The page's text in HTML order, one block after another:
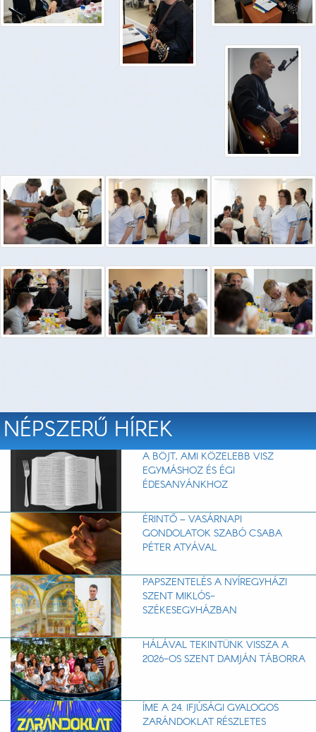
NÉPSZERŰ HÍREK
A BÖJT, AMI KÖZELEBB VISZ
EGYMÁSHOZ ÉS ÉGI
ÉDESANYÁNKHOZ
ÉRINTŐ – VASÁRNAPI
GONDOLATOK SZABÓ CSABA
PÉTER ATYÁVAL
PAPSZENTELÉS A NYÍREGYHÁZI
SZENT MIKLÓS-
SZÉKESEGYHÁZBAN
HÁLÁVAL TEKINTÜNK VISSZA A
2026-OS SZENT DAMJÁN TÁBORRA
ÍME A 24. IFJÚSÁGI GYALOGOS
ZARÁNDOKLAT RÉSZLETES